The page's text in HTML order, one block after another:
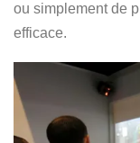
ou simplement de
efficace.